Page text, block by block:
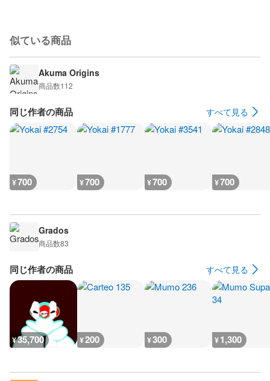
似ている商品
Akuma Origins
商品数112
同じ作者の商品 すべて見る
¥700 ¥700 ¥700 ¥700
Grados
商品数83
同じ作者の商品 すべて見る
¥35,700 ¥200 ¥300 ¥1,300